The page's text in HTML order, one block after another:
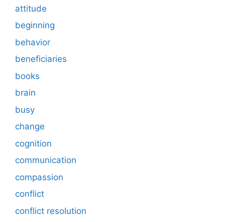
attitude
beginning
behavior
beneficiaries
books
brain
busy
change
cognition
communication
compassion
conflict
conflict resolution